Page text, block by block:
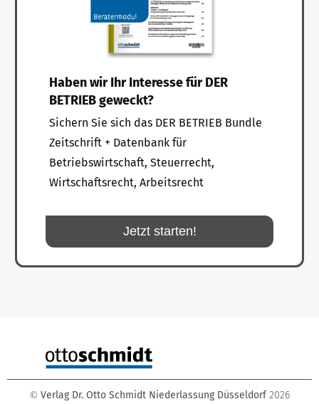
Haben wir Ihr Interesse für DER
BETRIEB geweckt?
Sichern Sie sich das DER BETRIEB Bundle
Zeitschrift + Datenbank für
Betriebswirtschaft, Steuerrecht,
Wirtschaftsrecht, Arbeitsrecht
Jetzt starten!
© Verlag Dr. Otto Schmidt Niederlassung Düsseldorf 2026